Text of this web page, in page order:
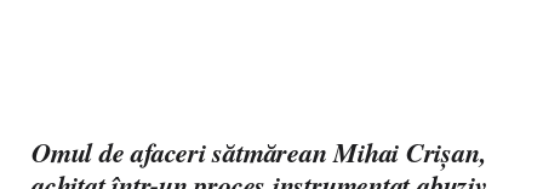
Omul de afaceri sătmărean Mihai Crișan,